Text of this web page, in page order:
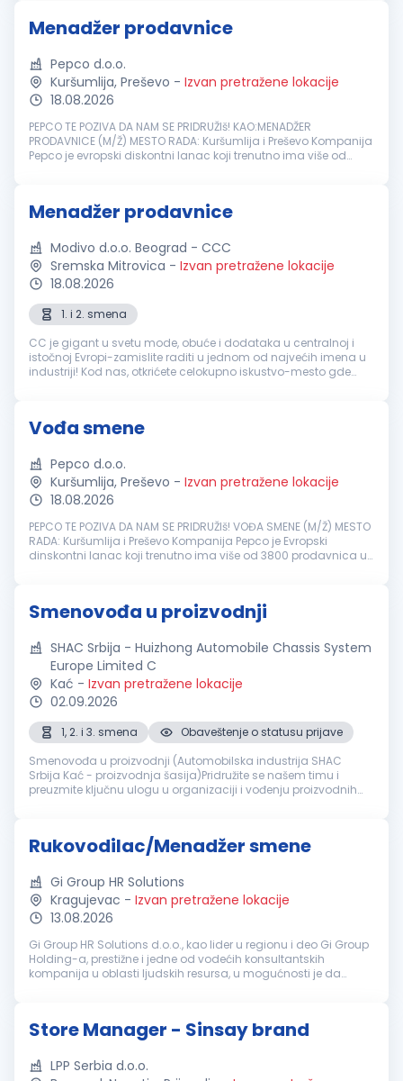
Menadžer prodavnice
Pepco d.o.o.
Kuršumlija, Preševo - Izvan pretražene lokacije
18.08.2026
PEPCO TE POZIVA DA NAM SE PRIDRUŽIš! KAO:MENADŽER
PRODAVNICE (M/Ž) MESTO RADA: Kuršumlija i Preševo Kompanija
Pepco je evropski diskontni lanac koji trenutno ima više od
Menadžer prodavnice
Modivo d.o.o. Beograd - CCC
Sremska Mitrovica - Izvan pretražene lokacije
18.08.2026
1. i 2. smena
CC je gigant u svetu mode, obuće i dodataka u centralnoj i
istočnoj Evropi-zamislite raditi u jednom od najvećih imena u
industriji! Kod nas, otkrićete celokupno iskustvo-mesto gde
Vođa smene
Pepco d.o.o.
Kuršumlija, Preševo - Izvan pretražene lokacije
18.08.2026
PEPCO TE POZIVA DA NAM SE PRIDRUŽIš! VOĐA SMENE (M/Ž) MESTO
RADA: Kuršumlija i Preševo Kompanija Pepco je Evropski
dinskontni lanac koji trenutno ima više od 3800 prodavnica u
Smenovođa u proizvodnji
SHAC Srbija - Huizhong Automobile Chassis System
Europe Limited C
Kać - Izvan pretražene lokacije
02.09.2026
1, 2. i 3. smena
Obaveštenje o statusu prijave
Smenovođa u proizvodnji (Automobilska industrija SHAC
Srbija Kać - proizvodnja šasija)Pridružite se našem timu i
preuzmite ključnu ulogu u organizaciji i vođenju proizvodnih
Rukovodilac/Menadžer smene
Gi Group HR Solutions
Kragujevac - Izvan pretražene lokacije
13.08.2026
Gi Group HR Solutions d.o.o., kao lider u regionu i deo Gi Group
Holding-a, prestižne i jedne od vodećih konsultantskih
kompanija u oblasti ljudskih resursa, u mogućnosti je da
Store Manager - Sinsay brand
LPP Serbia d.o.o.